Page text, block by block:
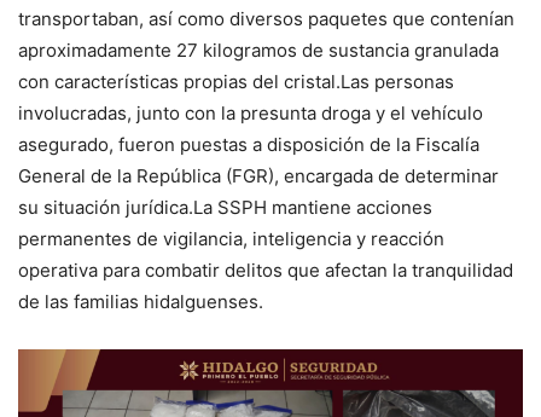
transportaban, así como diversos paquetes que contenían
aproximadamente 27 kilogramos de sustancia granulada
con características propias del cristal.Las personas
involucradas, junto con la presunta droga y el vehículo
asegurado, fueron puestas a disposición de la Fiscalía
General de la República (FGR), encargada de determinar
su situación jurídica.La SSPH mantiene acciones
permanentes de vigilancia, inteligencia y reacción
operativa para combatir delitos que afectan la tranquilidad
de las familias hidalguenses.